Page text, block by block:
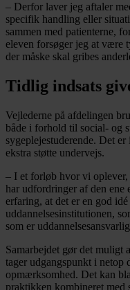
– Derfor laver jeg aftaler
specifik handling eller
sammen med patienterne,
eleven forsøger jeg at være
der måske skal gribes
Tidlig indsats
Vejlederne på afdelingen
både i forhold til social- og
sygeplejestuderende. Det
ekstra støtte undervejs.
– I et forløb hvor vi oplever,
har udfordringer af den ene
erfaring, at det er en god
uddannelsesinstitutionen,
som er
Samarbejdet gør det muligt
tager udgangspunkt i
opmærksomhed. Det kan
praktikken kombineret med